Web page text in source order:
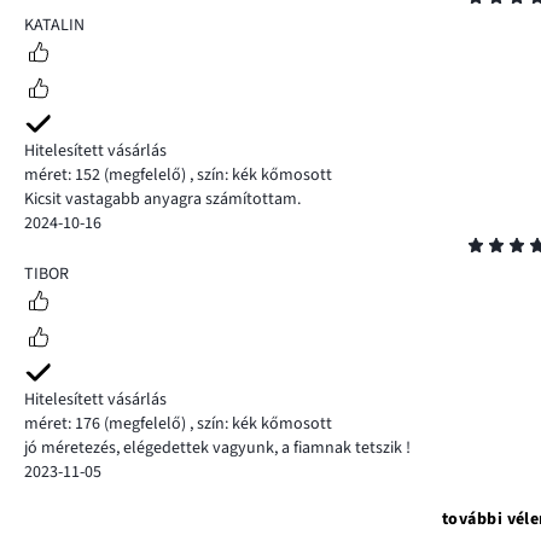
4
KATALIN
Hitelesített vásárlás
méret: 152 (megfelelő) ,szín: kék kőmosott
Kicsit vastagabb anyagra számítottam.
2024-10-16
5
TIBOR
Hitelesített vásárlás
méret: 176 (megfelelő) ,szín: kék kőmosott
jó méretezés, elégedettek vagyunk, a fiamnak tetszik !
2023-11-05
további